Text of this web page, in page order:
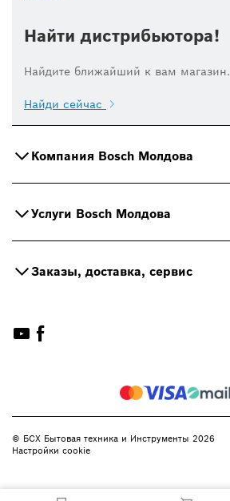
Найти дистрибьютора!
Найдите ближайший к вам магазин.
Найди сейчас
Компания Bosch Молдова
Услуги Bosch Молдова
Заказы, доставка, сервис
© БСХ Бытовая техника и Инструменты 2026
Настройки cookie